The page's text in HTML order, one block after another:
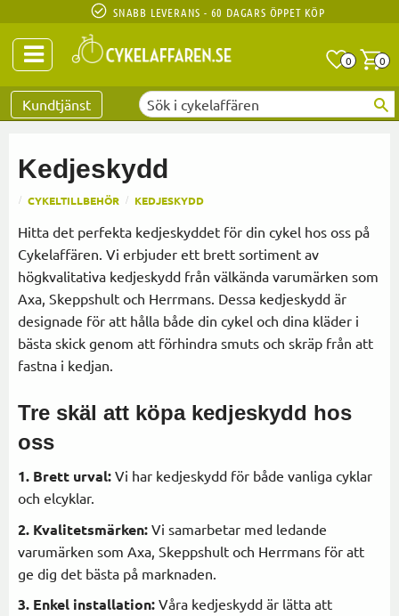
SNABB LEVERANS - 60 DAGARS ÖPPET KÖP
0 0
Kundtjänst
Kedjeskydd
CYKELTILLBEHÖR KEDJESKYDD
Hitta det perfekta kedjeskyddet för din cykel hos oss på
Cykelaffären. Vi erbjuder ett brett sortiment av
högkvalitativa kedjeskydd från välkända varumärken som
Axa, Skeppshult och Herrmans. Dessa kedjeskydd är
designade för att hålla både din cykel och dina kläder i
bästa skick genom att förhindra smuts och skräp från att
fastna i kedjan.
Tre skäl att köpa kedjeskydd hos
oss
1. Brett urval: Vi har kedjeskydd för både vanliga cyklar
och elcyklar.
2. Kvalitetsmärken: Vi samarbetar med ledande
varumärken som Axa, Skeppshult och Herrmans för att
ge dig det bästa på marknaden.
3. Enkel installation: Våra kedjeskydd är lätta att